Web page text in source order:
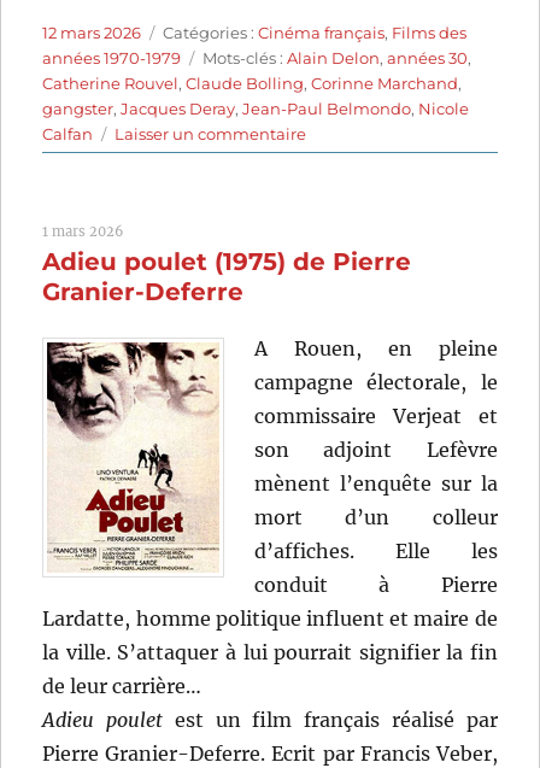
Publié
le
12 mars 2026 Catégories
Catégories :Cinéma français, Films des
années 1970-1979
Étiquettes
Mots-clés :Alain Delon,années 30,
Catherine Rouvel,Claude Bolling,Corinne Marchand,
gangster,Jacques Deray,Jean-Paul Belmondo, Nicole
Calfan
Laisser un commentairesur
Borsalino
Deray
1 mars 2026
Adieu poulet (1975) de Pierre
Granier-Deferre
A Rouen, en pleine
campagne électorale, le
commissaire Verjeat et
son adjoint Lefèvre
mènent l’enquête sur la
mort d’un colleur
d’affiches. Elle les
conduit à Pierre
Lardatte, homme politique influent et maire de
la ville. S’attaquer à lui pourrait signifier la fin
de leur carrière…
Adieu poulet est un film français réalisé par
Pierre Granier-Deferre. Ecrit par Francis Veber,